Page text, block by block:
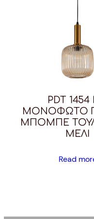
PDT 1454
ΜΟΝΟΦΩΤΟ
ΜΠΟΜΠΕ
ΜΕΛΙ
Read